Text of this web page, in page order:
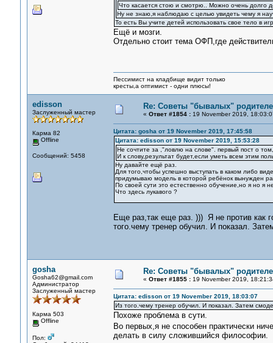
Что касается стою и смотрю.. Можно очень долго
Ну не знаю,я наблюдаю с целью увидеть чему я
То есть Вы учите детей использовать свое тело в
Ещё и мозги.
Отдельно стоит тема ОФП,где
Пессимист на кладбище видит только
кресты,а оптимист - одни плюсы!
edisson
Заслуженный мастер
Карма 82
Offline
Сообщений: 5458
Re: Советы "бывалых"
« Ответ #1854 :19 November 2019,
Цитата: gosha от 19 November 2019, 17:45:58
Цитата: edisson от 19 November 2019, 15:53:28
Не сочтите за ,"ловлю на слове". первый пост о
И к слову,результат будет,если уметь всем этим
Ну давайте ещё раз.
Для того,чтобы успешно выступать в каком либо
придумываю модель в которой ребёнок вынужден
По своей сути это естественно обучение,но я но я
Что здесь лукавого ?
Еще раз,так еще раз. ))) Я не против как
того.чему тренер обучил. И показал.
gosha
Gosha62@gmail.com
Администратор
Заслуженный мастер
Карма 503
Offline
Пол:
Re: Советы "бывалых"
« Ответ #1855 :19 November 2019,
Цитата: edisson от 19 November 2019, 18:03:07
Из того.чему тренер обучил. И показал. Затем
Похоже проблема в сути.
Во первых,я не способен практически
делать в силу сложившийся философии.